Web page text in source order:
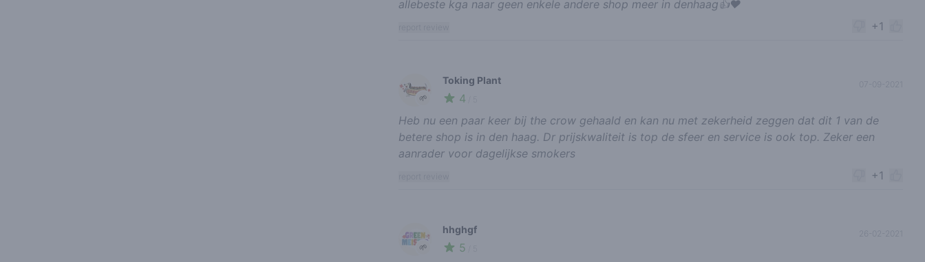
allebeste kga naar geen enkele andere shop meer in denhaag👍❤️
+1
🌱
Toking Plant
4
Heb nu een paar keer bij the crow gehaald en kan nu met zekerheid zeggen dat dit 1 van de
betere shop is in den haag. Dr prijskwaliteit is top de sfeer en service is ook top. Zeker een
aanrader voor dagelijkse smokers
+1
🌱
hhghgf
5